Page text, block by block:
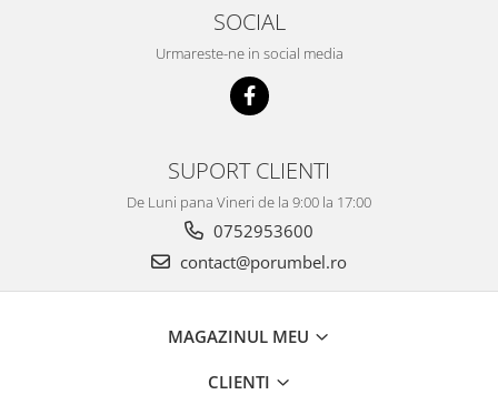
SOCIAL
Urmareste-ne in social media
SUPORT CLIENTI
De Luni pana Vineri de la 9:00 la 17:00
0752953600
contact@porumbel.ro
MAGAZINUL MEU
CLIENTI